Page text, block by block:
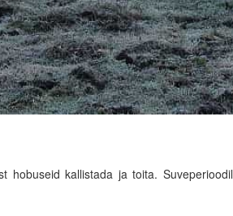
hobuseid kallistada ja toita. Suveperioodil